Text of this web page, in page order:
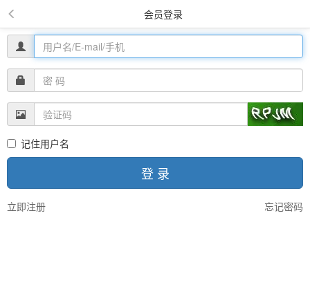
会员登录
记住用户名
登 录
立即注册 忘记密码